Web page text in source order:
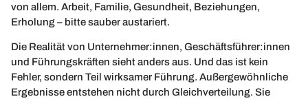
von allem. Arbeit, Familie, Gesundheit, Beziehungen,
Erholung – bitte sauber austariert.
Die Realität von Unternehmer:innen, Geschäftsführer:innen
und Führungskräften sieht anders aus. Und das ist kein
Fehler, sondern Teil wirksamer Führung. Außergewöhnliche
Ergebnisse entstehen nicht durch Gleichverteilung. Sie